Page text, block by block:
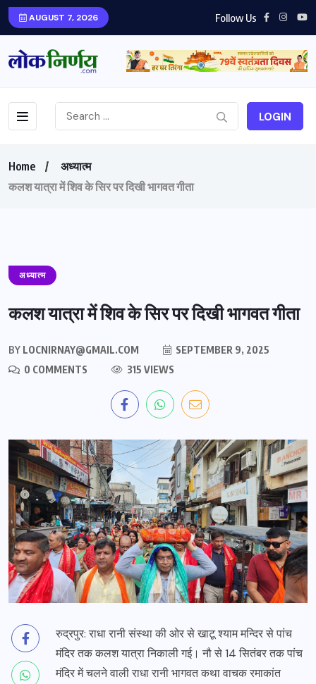
AUGUST 7, 2026 Follow Us
LOGIN
Home
अध्यात्म
कलश यात्रा में शिव के सिर पर दिखी भागवत गीता
अध्यात्म
कलश यात्रा में शिव के सिर पर दिखी भागवत गीता
BY LOCNIRNAY@GMAIL.COM
SEPTEMBER 9, 2025
0 COMMENTS
315 VIEWS
रुद्रपुर: राधा रानी संस्था की ओर से खाटू श्याम मन्दिर से पांच
मंदिर तक कलश यात्रा निकाली गई। नौ से 14 सितंबर तक पांच
मंदिर में चलने वाली राधा रानी भागवत कथा वाचक रमाकांत